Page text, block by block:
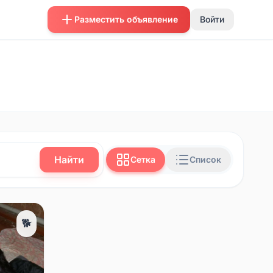
Разместить объявление Войти
Найти Сетка Список
🐕